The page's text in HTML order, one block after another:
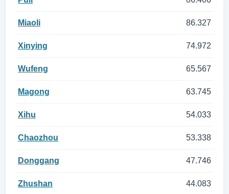
Miaoli 86.327
Xinying 74.972
Wufeng 65.567
Magong 63.745
Xihu 54.033
Chaozhou 53.338
Donggang 47.746
Zhushan 44.083